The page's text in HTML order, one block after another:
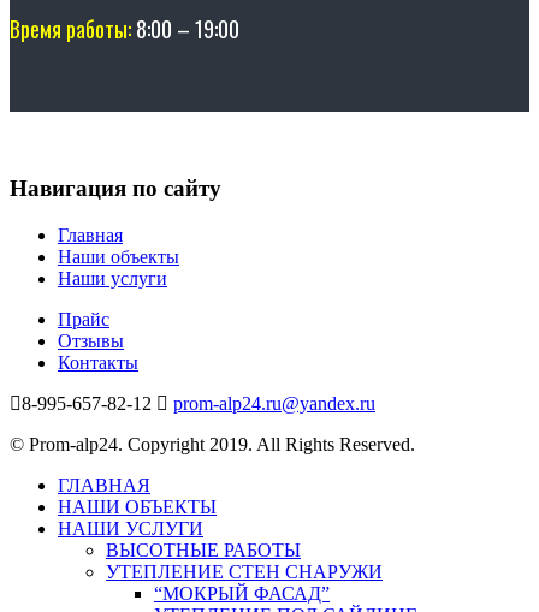
Время работы:8:00 – 19:00
Навигация по сайту
Главная
Наши объекты
Наши услуги
Прайс
Отзывы
Контакты
8-995-657-82-12
prom-alp24.ru@yandex.ru
© Prom-alp24. Copyright 2019. All Rights Reserved.
ГЛАВНАЯ
НАШИ ОБЪЕКТЫ
НАШИ УСЛУГИ
ВЫСОТНЫЕ РАБОТЫ
УТЕПЛЕНИЕ СТЕН СНАРУЖИ
“МОКРЫЙ ФАСАД”